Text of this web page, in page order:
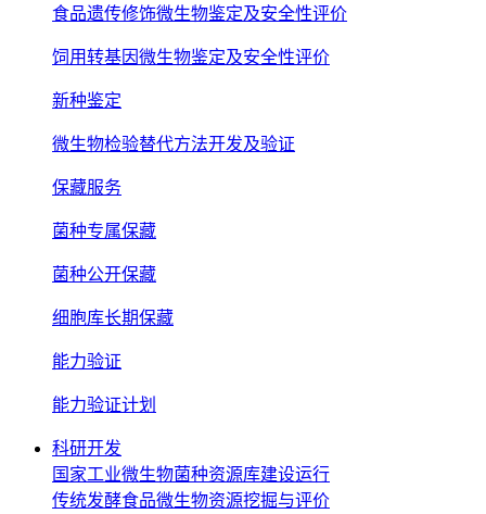
食品遗传修饰微生物鉴定及安全性评价
饲用转基因微生物鉴定及安全性评价
新种鉴定
微生物检验替代方法开发及验证
保藏服务
菌种专属保藏
菌种公开保藏
细胞库长期保藏
能力验证
能力验证计划
科研开发
国家工业微生物菌种资源库建设运行
传统发酵食品微生物资源挖掘与评价